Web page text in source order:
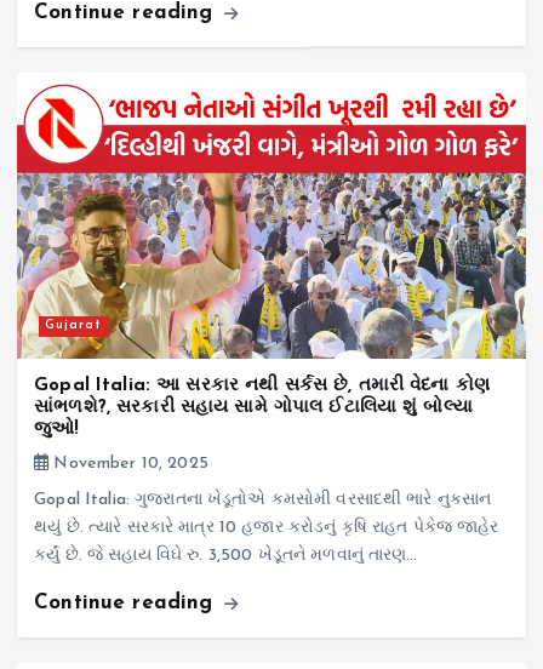
Continue reading
Gujarat
Gopal Italia: આ સરકાર નથી સર્કસ છે, તમારી વેદના કોણ
સાંભળશે?, સરકારી સહાય સામે ગોપાલ ઈટાલિયા શું બોલ્યા
જુઓ!
November 10, 2025
Gopal Italia: ગુજરાતના ખેડૂતોએ કમસોમી વરસાદથી ભારે નુકસાન
થયું છે. ત્યારે સરકારે માત્ર 10 હજાર કરોડનું કૃષિ રાહત પેકેજ જાહેર
કર્યું છે. જે સહાય વિઘે રુ. 3,500 ખેડૂતને મળવાનું તારણ…
Continue reading